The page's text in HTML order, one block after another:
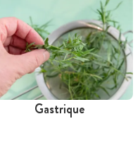
Gastrique